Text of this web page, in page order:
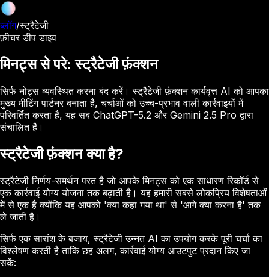
ब्लॉग/स्ट्रैटेजी
फ़ीचर डीप डाइव
मिनट्स से परे: स्ट्रैटेजी फ़ंक्शन
सिर्फ नोट्स व्यवस्थित करना बंद करें। स्ट्रैटेजी फ़ंक्शन कार्यवृत्त AI को आपका
मुख्य मीटिंग पार्टनर बनाता है, चर्चाओं को उच्च-प्रभाव वाली कार्रवाइयों में
परिवर्तित करता है, यह सब ChatGPT-5.2 और Gemini 2.5 Pro द्वारा
संचालित है।
स्ट्रैटेजी फ़ंक्शन क्या है?
स्ट्रैटेजी निर्णय-समर्थन परत है जो आपके मिनट्स को एक साधारण रिकॉर्ड से
एक कार्रवाई योग्य योजना तक बढ़ाती है। यह हमारी सबसे लोकप्रिय विशेषताओं
में से एक है क्योंकि यह आपको 'क्या कहा गया था' से 'आगे क्या करना है' तक
ले जाती है।
सिर्फ एक सारांश के बजाय, स्ट्रैटेजी उन्नत AI का उपयोग करके पूरी चर्चा का
विश्लेषण करती है ताकि छह अलग, कार्रवाई योग्य आउटपुट प्रदान किए जा
सकें: